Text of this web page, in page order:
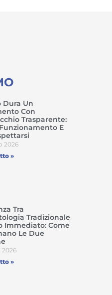
Dura Un
Con
Trasparente:
E
2026
»
Tra
Tradizionale
Immediato: Come
Le Due
2026
»